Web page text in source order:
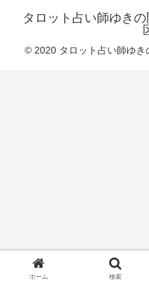
タロット占い師ゆき
© 2020 タロット占い師ゆ
ホーム 検索